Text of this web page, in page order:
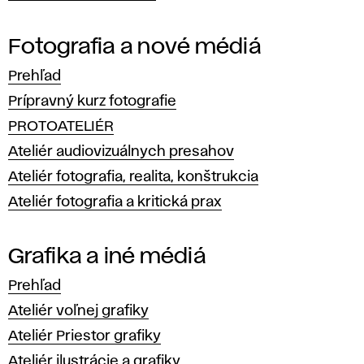
kresby.
výučby
aj
akademickej
prevádzky
to
škole
umožňuje
flexibilnou
a otvorenou
vzdelávacou
inštitúciou,
ktorá
Fotografia a nové médiá
Prehľad
Prípravný kurz fotografie
PROTOATELIÉR
Ateliér audiovizuálnych presahov
Ateliér fotografia, realita, konštrukcia
Ateliér fotografia a kritická prax
Grafika a iné médiá
Prehľad
Ateliér voľnej grafiky
Ateliér Priestor grafiky